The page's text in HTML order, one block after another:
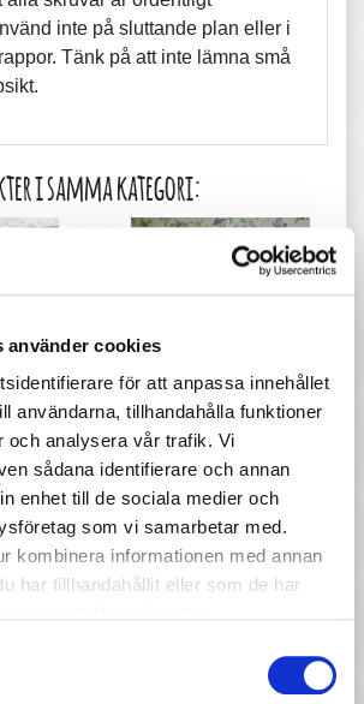
använder cookies
för att anpassa innehållet
användarna, tillhandahålla funktioner
och analysera vår trafik. Vi
sådana identifierare och annan
enhet till de sociala medier och
som vi samarbetar med.
kombinera informationen med annan
har tillhandahållit eller som de har
inte på sluttande plan eller i
Tänk på att inte lämna små
i samma kategori:
1 997 :-
Me -
Pris
1 897 :-
Little Bird Told Me -
Gunghäst, Stirling & Mac